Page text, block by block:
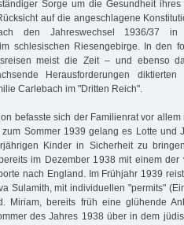
Sorge um die Gesundheit
auf die angeschlagene
den Jahreswechsel 1936/37 in
schlesischen Riesengebirge. In den
meist die Zeit – und ebenso
Herausforderungen
Carlebach im "Dritten Reich".
befasste sich der Familienrat vor
Sommer 1939 gelang es Lotte und
Kinder in Sicherheit zu
im Dezember 1938 mit einem der
nach England. Im Frühjahr 1939
Sulamith, mit individuellen "permits"
Miriam, bereits früh eine glühende
des Jahres 1938 über in dem